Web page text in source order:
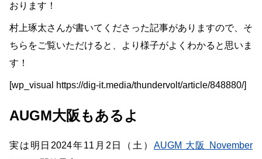
おります！
村上琢太さんが書いてくださった記事がありますので、そ
ちらをご覧いただけると、より様子がよくわかると思いま
す！
[wp_visual https://dig-it.media/thundervolt/article/848880/]
AUGM大阪もあるよ
実は明日2024年11月2日（土） AUGM 大阪 November